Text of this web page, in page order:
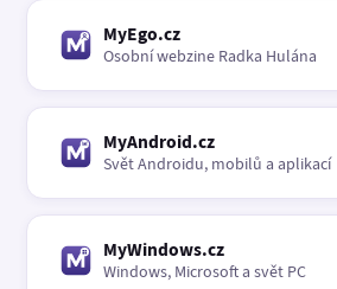
MyEgo.cz
Osobní webzine Radka Hulána
MyAndroid.cz
Svět Androidu, mobilů a aplikací
MyWindows.cz
Windows, Microsoft a svět PC